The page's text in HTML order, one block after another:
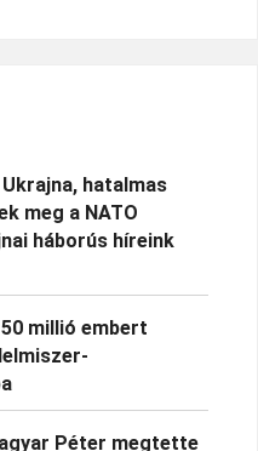
hatalmas
meg a NATO
háborús híreink
millió embert
Péter megtette